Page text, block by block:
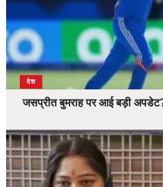
देश
जसप्रीत बुमराह पर आई बड़ी